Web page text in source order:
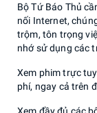
Bộ Tứ Báo Thủ
nối Internet,
trộm, tôn trọng
nhớ sử dụng các
Xem phim trực
phí, ngay cả trên
Xem đầy đủ các